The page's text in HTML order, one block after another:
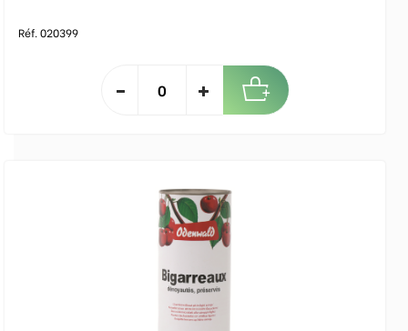
Réf. 020399